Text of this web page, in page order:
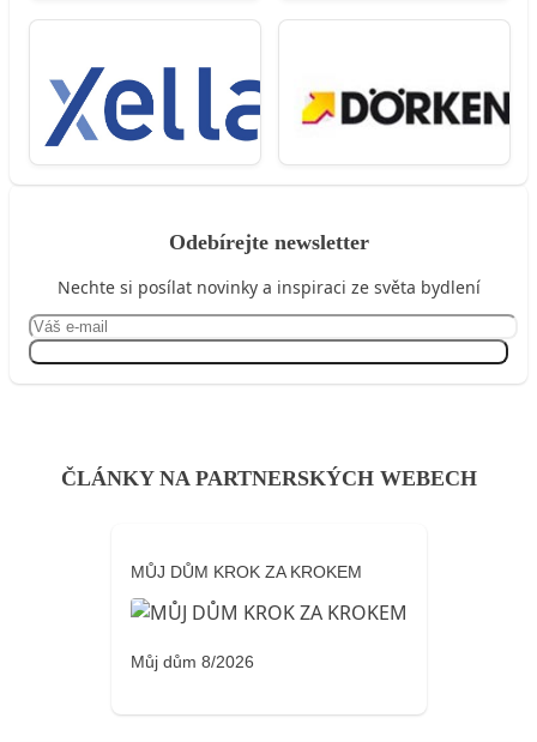
Odebírejte newsletter
Nechte si posílat novinky a inspiraci ze světa bydlení
ČLÁNKY NA PARTNERSKÝCH WEBECH
MŮJ DŮM KROK ZA KROKEM
Můj dům 8/2026